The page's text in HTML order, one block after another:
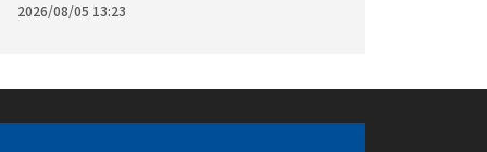
2026/08/05 13:23